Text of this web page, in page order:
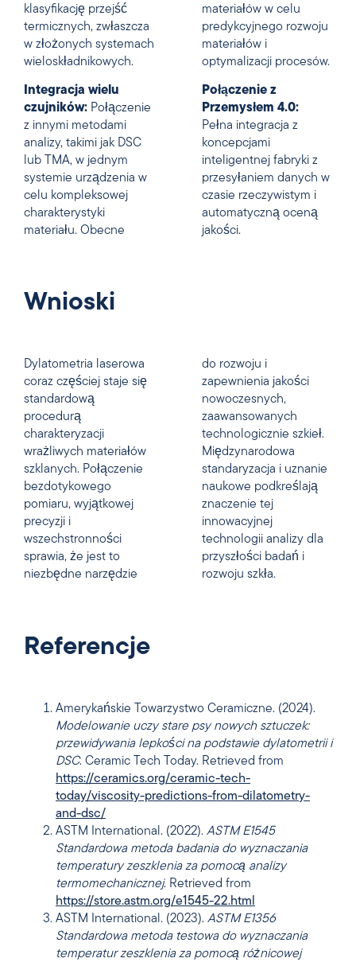
klasyfikację przejść
termicznych, zwłaszcza
w złożonych systemach
wieloskładnikowych.
Integracja wielu
czujników: Połączenie
z innymi metodami
analizy, takimi jak DSC
lub TMA, w jednym
systemie urządzenia w
celu kompleksowej
charakterystyki
materiału. Obecne
materiałów w celu
predykcyjnego rozwoju
materiałów i
optymalizacji procesów.
Połączenie z
Przemysłem 4.0:
Pełna integracja z
koncepcjami
inteligentnej fabryki z
przesyłaniem danych w
czasie rzeczywistym i
automatyczną oceną
jakości.
Wnioski
Dylatometria laserowa
coraz częściej staje się
standardową
procedurą
charakteryzacji
wrażliwych materiałów
szklanych. Połączenie
bezdotykowego
pomiaru, wyjątkowej
precyzji i
wszechstronności
sprawia, że jest to
niezbędne narzędzie
do rozwoju i
zapewnienia jakości
nowoczesnych,
zaawansowanych
technologicznie szkieł.
Międzynarodowa
standaryzacja i uznanie
naukowe podkreślają
znaczenie tej
innowacyjnej
technologii analizy dla
przyszłości badań i
rozwoju szkła.
Referencje
Amerykańskie Towarzystwo Ceramiczne. (2024).
Modelowanie uczy stare psy nowych sztuczek:
przewidywania lepkości na podstawie dylatometrii i
DSC. Ceramic Tech Today. Retrieved from
https://ceramics.org/ceramic-tech-
today/viscosity-predictions-from-dilatometry-
and-dsc/
ASTM International. (2022). ASTM E1545
Standardowa metoda badania do wyznaczania
temperatury zeszklenia za pomocą analizy
termomechanicznej. Retrieved from
https://store.astm.org/e1545-22.html
ASTM International. (2023). ASTM E1356
Standardowa metoda testowa do wyznaczania
temperatur zeszklenia za pomocą różnicowej